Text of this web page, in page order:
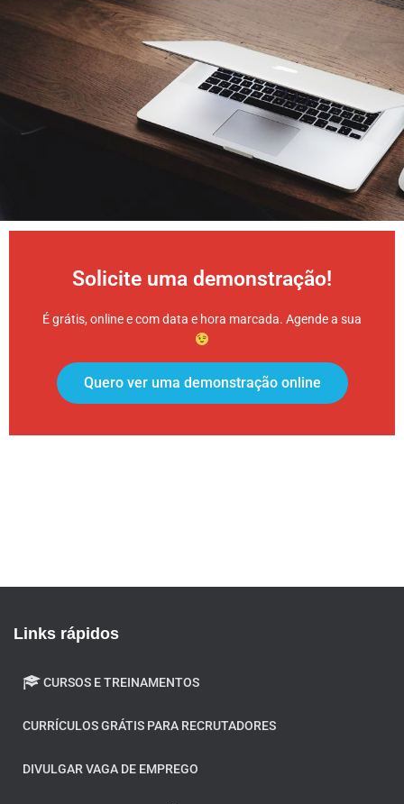
Solicite uma demonstração!
É grátis, online e com data e hora marcada. Agende a sua
Quero ver uma demonstração online
Links rápidos
CURSOS E TREINAMENTOS
CURRÍCULOS GRÁTIS PARA RECRUTADORES
DIVULGAR VAGA DE EMPREGO